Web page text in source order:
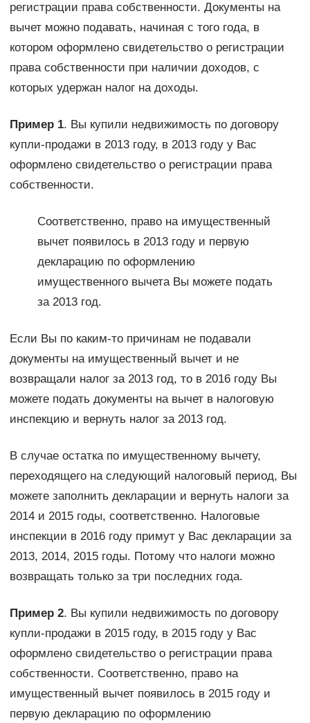
регистрации права собственности. Документы на
вычет можно подавать, начиная с того года, в
котором оформлено свидетельство о регистрации
права собственности при наличии доходов, с
которых удержан налог на доходы.
Пример 1. Вы купили недвижимость по договору
купли-продажи в 2013 году, в 2013 году у Вас
оформлено свидетельство о регистрации права
собственности.
Соответственно, право на имущественный
вычет появилось в 2013 году и первую
декларацию по оформлению
имущественного вычета Вы можете подать
за 2013 год.
Если Вы по каким-то причинам не подавали
документы на имущественный вычет и не
возвращали налог за 2013 год, то в 2016 году Вы
можете подать документы на вычет в налоговую
инспекцию и вернуть налог за 2013 год.
В случае остатка по имущественному вычету,
переходящего на следующий налоговый период, Вы
можете заполнить декларации и вернуть налоги за
2014 и 2015 годы, соответственно. Налоговые
инспекции в 2016 году примут у Вас декларации за
2013, 2014, 2015 годы. Потому что налоги можно
возвращать только за три последних года.
Пример 2. Вы купили недвижимость по договору
купли-продажи в 2015 году, в 2015 году у Вас
оформлено свидетельство о регистрации права
собственности. Соответственно, право на
имущественный вычет появилось в 2015 году и
первую декларацию по оформлению